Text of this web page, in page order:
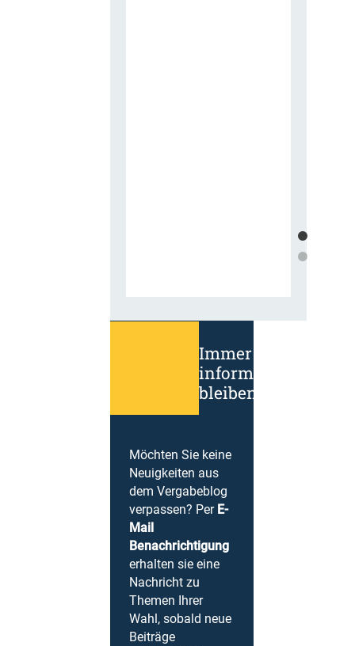
Immer
informiert
bleiben!
Möchten Sie keine
Neuigkeiten aus
dem Vergabeblog
verpassen? Per E-
Mail
Benachrichtigung
erhalten sie eine
Nachricht zu
Themen Ihrer
Wahl, sobald neue
Beiträge